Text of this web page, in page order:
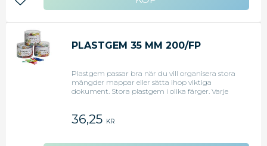
Lägg till i favoriter
PLASTGEM 35 MM 200/FP
Plastgem passar bra när du vill organisera stora
mängder mappar eller sätta ihop viktiga
dokument. Stora plastgem i olika färger. Varje
anteckningar eller etiketter på mappar.
Plastgemen förstör inte pappret när du fäster
36,25 KR